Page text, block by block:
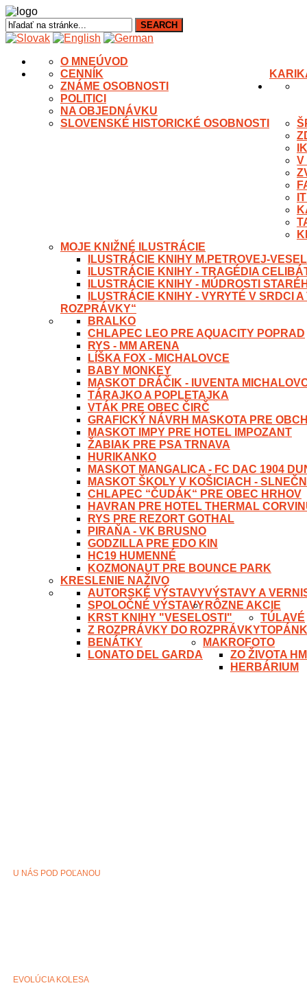
ÚVOD
O MNE
CENNÍK
ZNÁME OSOBNOSTI
POLITICI
NA OBJEDNÁVKU
SLOVENSKÉ HISTORICKÉ OSOBNOSTI
V
MOJE KNIŽNÉ ILUSTRÁCIE
ILUSTRÁCIE KNIHY M.PETROVEJ-
ILUSTRÁCIE KNIHY - TRAGÉDIA
ILUSTRÁCIE KNIHY - MÚDROSTI
ILUSTRÁCIE KNIHY - VYRYTÉ V SRDCI
ROZPRÁVKY“
BRALKO
CHLAPEC LEO PRE AQUACITY POPRAD
RYS - MM ARENA
LÍŠKA FOX - MICHALOVCE
BABY MONKEY
MASKOT DRÁČIK - IUVENTA
TÁRAJKO A POPLETAJKA
VTÁK PRE OBEC ČIRČ
GRAFICKÝ NÁVRH MASKOTA PRE
MASKOT IMPY PRE HOTEL IMPOZANT
ŽABIAK PRE PSA TRNAVA
HURIKANKO
MASKOT MANGALICA - FC DAC 1904
MASKOT ŠKOLY V KOŠICIACH -
CHLAPEC “ČUDÁK“ PRE OBEC HRHOV
HAVRAN PRE HOTEL THERMAL
RYS PRE REZORT GOTHAL
PIRAŇA - VK BRUSNO
GODZILLA PRE EDO KIN
HC19 HUMENNÉ
KOZMONAUT PRE BOUNCE PARK
KRESLENIE NAŽIVO
VÝSTAVY A
AUTORSKÉ VÝSTAVY
SPOLOČNÉ VÝSTAVY RÔZNE AKCIE
KRST KNIHY "VESELOSTI"
Z ROZPRÁVKY DO ROZPRÁVKY
TÚLAVÉ
BENÁTKY
LONATO DEL GARDA
MAKROFOTO
ZO ŽIVOTA
HERBÁRIUM
U NÁS POD POĽANOU
EVOLÚCIA KOLESA